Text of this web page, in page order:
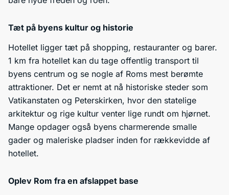
Tæt på byens kultur og historie
Hotellet ligger tæt på shopping, restauranter og barer.
1 km fra hotellet kan du tage offentlig transport til
byens centrum og se nogle af Roms mest berømte
attraktioner. Det er nemt at nå historiske steder som
Vatikanstaten og Peterskirken, hvor den statelige
arkitektur og rige kultur venter lige rundt om hjørnet.
Mange opdager også byens charmerende smalle
gader og maleriske pladser inden for rækkevidde af
hotellet.
Oplev Rom fra en afslappet base